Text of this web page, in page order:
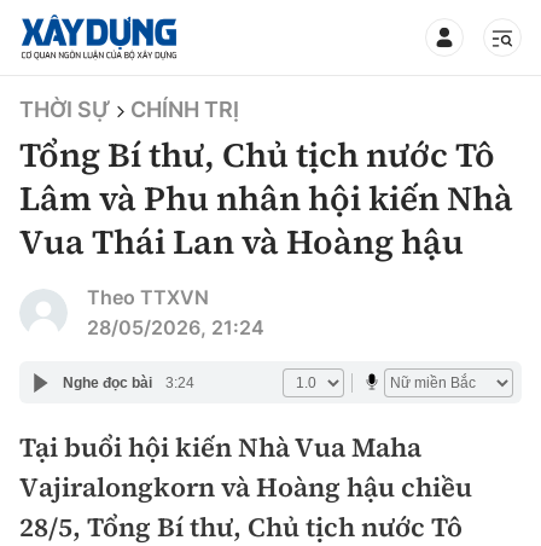
TIN BỘ XÂY DỰNG
CHUYÊN MỤC
Mới nhất
Thời sự
Chính trị
Xã hội
Xây dựng
Chỉ đạo điều hành
Giao thông
THỜI SỰ CHÍNH TRỊ
Tổng Bí thư, Chủ tịch nước Tô
Lâm và Phu nhân hội kiến Nhà
Vua Thái Lan và Hoàng hậu
Theo TTXVN
28/05/2026, 21:24
Nghe đọc bài 3:24
Tại buổi hội kiến Nhà Vua Maha
Vajiralongkorn và Hoàng hậu chiều
28/5, Tổng Bí thư, Chủ tịch nước Tô